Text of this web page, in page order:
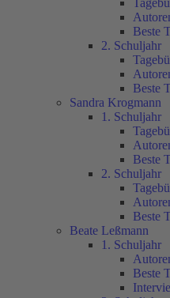
Beste
2. Schuljahr
Beste
Sandra Krogmann
1. Schuljahr
Beste
2. Schuljahr
Beste
Beate Leßmann
1. Schuljahr
Beste